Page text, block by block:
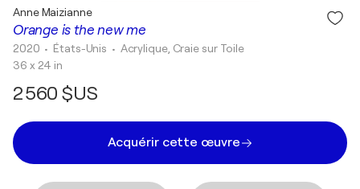
Orange is the new me
Anne Maizianne
2020 • États-Unis • Acrylique, Craie sur Toile
36 x 24 in
2 560 $US
Acquérir cette œuvre